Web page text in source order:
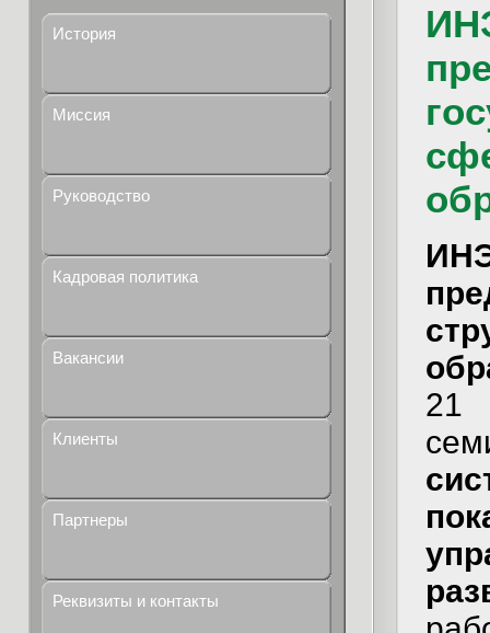
История
Миссия
Руководство
Кадровая политика
Вакансии
Клиенты
Партнеры
Реквизиты и контакты
21